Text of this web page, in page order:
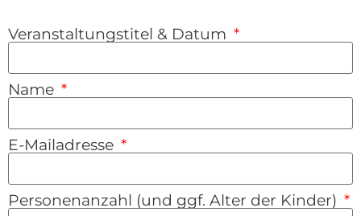
Veranstaltungstitel & Datum
Name
E-Mailadresse
Personenanzahl (und ggf. Alter der Kinder)